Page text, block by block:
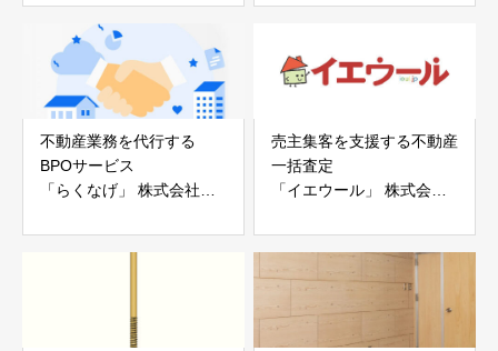
白山工業株式会社
不動産業務を代行する
BPOサービス
「らくなげ」 株式会社い
売主集客を支援する不動産
一括査定
「イエウール」 株式会社